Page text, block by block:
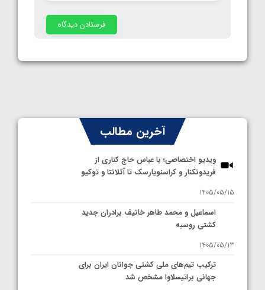
آخرین مطالب
ویدیو اختصاصی؛ با عباس حاج کناری از
فریدونکنار و کراسنویارسک تا آتلانتا و توکیو
1405/05/15
اسماعیل و محمد طاهر خانیف برادران جدید
کشتی روسیه
1405/05/13
ترکیب تیم‌های ملی کشتی جوانان ایران برای
جهانی براتیسلاوا مشخص شد